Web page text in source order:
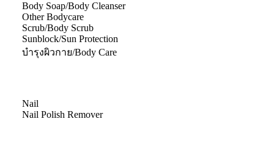
Body Soap/Body Cleanser
Other Bodycare
Scrub/Body Scrub
Sunblock/Sun Protection
บำรุงผิวกาย/Body Care
Nail
Nail Polish Remover